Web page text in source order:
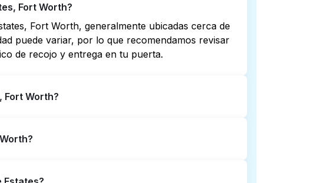
Fort Worth?
Fort Worth, generalmente ubicadas cerca de
puede variar, por lo que recomendamos revisar
de recojo y entrega en tu puerta.
Fort Worth?
abierta más cercana. Como alternativa,